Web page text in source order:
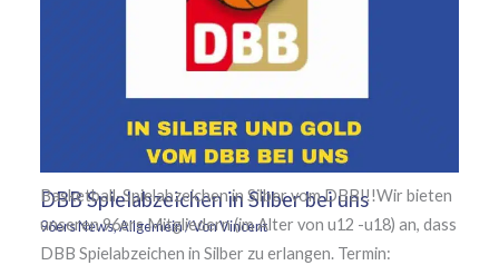
DBB Spielabzeichen in Silber bei uns
96ers News,Allgemein/ VonVincent
Basketball-Spielabzeichen in Silber vom DBB!!!Wir bieten
unseren 96ers Mitgliedern (im Alter von u12 -u18) an, dass
DBB Spielabzeichen in Silber zu erlangen. Termin: